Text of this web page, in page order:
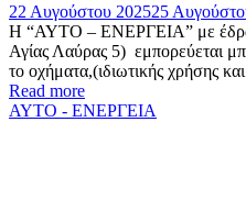
22 Αυγούστου 202525
Η “ΑΥΤΟ – ΕΝΕΡΓΕΙΑ” με
Αγίας Λαύρας 5) εμπορεύεται
το οχήματα,(ιδιωτικής χρήσης
Read more
ΑΥΤΟ - ΕΝΕΡΓΕΙΑ